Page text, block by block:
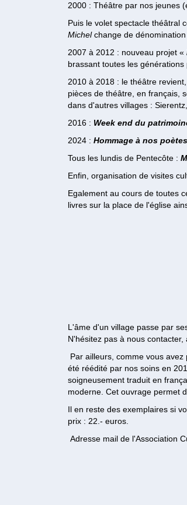
2000 : Théâtre par nos jeunes
Puis le volet spectacle théâtral
Michelchange de
2007 à 2012 : nouveau projet «
brassant toutes les générations
2010 à 2018 : le théâtre
pièces de théâtre, en français,
dans d'autres villages :
2016 : Week end du
2024 : Hommage à nos poètes
Tous les lundis de Pentecôte :
Enfin, organisation de visites
Egalement au cours de toutes
livres sur la place de l'église
L'âme d'un village passe par
N'hésitez pas à nous
Par ailleurs, comme vous
été réédité par nos soins en
soigneusement traduit en
moderne. Cet ouvrage permet
Il en reste des exemplaires si
prix : 22.- euros.
Adresse mail de l'Association